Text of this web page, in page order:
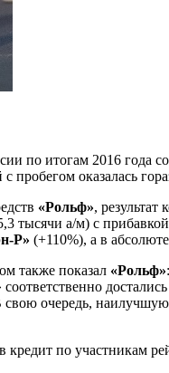
по итогам 2016 года
пробегом оказалась
«Рольф»,
тысячи а/м) с
Р» (+110%), а в
также показал «Рольф»
достались
свою очередь,
по участникам